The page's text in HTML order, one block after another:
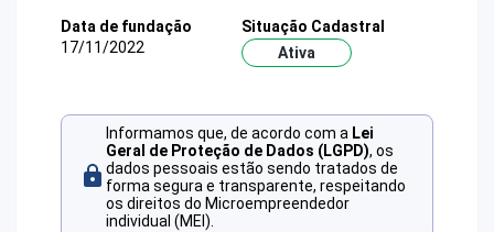
Data de fundação
17/11/2022
Situação Cadastral
Ativa
Informamos que, de acordo com a Lei
Geral de Proteção de Dados (LGPD), os
dados pessoais estão sendo tratados de
forma segura e transparente, respeitando
os direitos do Microempreendedor
individual (MEI).